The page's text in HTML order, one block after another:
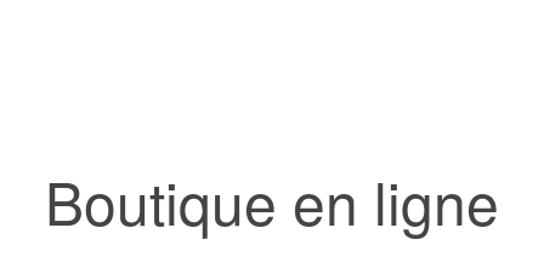
Boutique en ligne